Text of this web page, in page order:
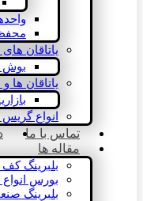
یاتاقان
بوش
یاتاقان
انواع گریس
تماس با ما
مقاله ها
بلبرینگ کف
بورس انواع
بلبرینگ